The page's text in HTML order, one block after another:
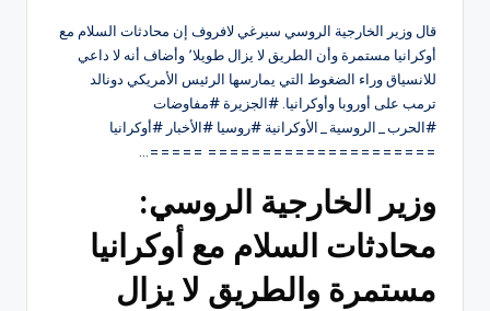
قال وزير الخارجية الروسي سيرغي لافروف إن محادثات السلام مع
أوكرانيا مستمرة وأن الطريق لا يزال طويلا٬ وأضاف أنه لا داعي
للانسياق وراء الضغوط التي يمارسها الرئيس الأمريكي دونالد
ترمب على أوروبا وأوكرانيا. #الجزيرة #مفاوضات
#الحرب_الروسية_الأوكرانية #روسيا #الأخبار #أوكرانيا
===================== =====…
وزير الخارجية الروسي:
محادثات السلام مع أوكرانيا
مستمرة والطريق لا يزال